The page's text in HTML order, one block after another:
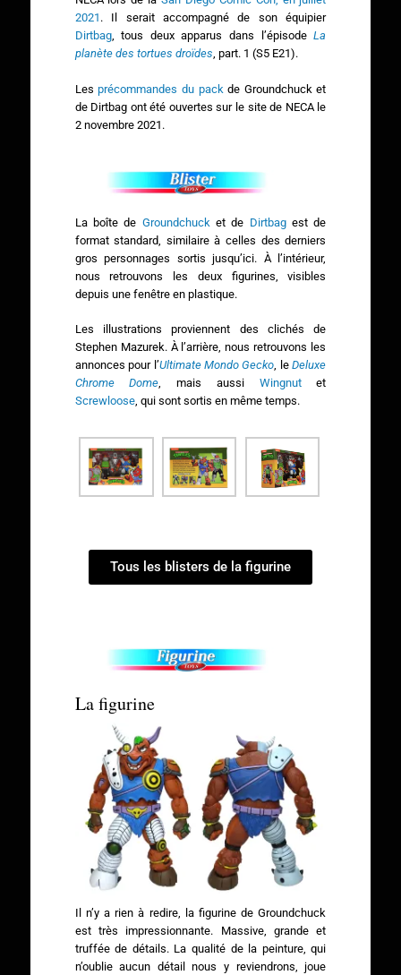
2021 . Il serait accompagné de son équipier
Dirtbag, tous deux apparus dans l’épisodeLa
planète des tortues droïdes, part. 1 (S5 E21).
Lesprécommandes du pack de Groundchuck et
de Dirtbag ont été ouvertes sur le site de NECA le
2 novembre 2021.
La boîte de Groundchuck et de Dirtbagest de
format standard, similaire à celles des derniers
gros personnages sortis jusqu’ici. À l’intérieur,
nous retrouvons les deux figurines, visibles
depuis une fenêtre en plastique.
Les illustrations proviennent des clichés de
Stephen Mazurek. À l’arrière, nous retrouvons les
annonces pour l’Ultimate Mondo Gecko, leDeluxe
Chrome Dome, mais aussi Wingnutet
Screwloose, qui sont sortis en même temps.
Tous les blisters de la figurine
La figurine
Il n’y a rien à redire, la figurine de Groundchuck
est très impressionnante. Massive, grande et
truffée de détails. La qualité de la peinture, qui
n’oublie aucun détail nous y reviendrons, joue